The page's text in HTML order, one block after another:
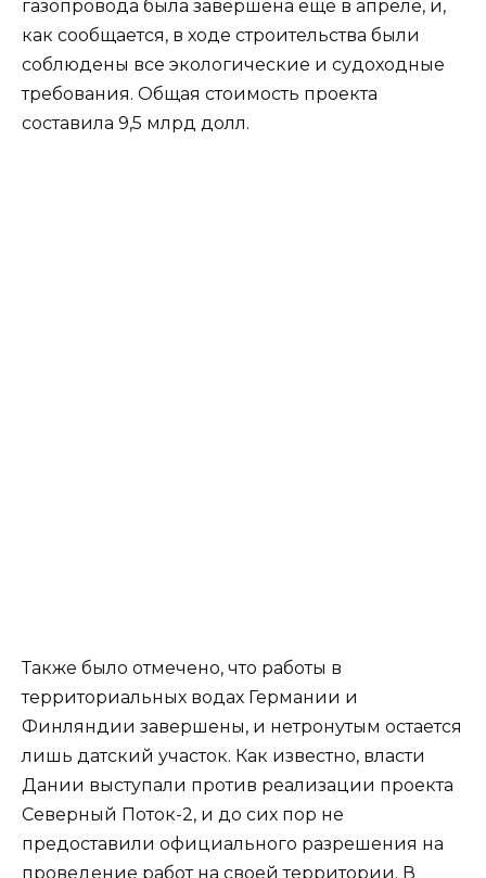
газопровода была завершена еще в апреле, и,
как сообщается, в ходе строительства были
соблюдены все экологические и судоходные
требования. Общая стоимость проекта
составила 9,5 млрд долл.
Также было отмечено, что работы в
территориальных водах Германии и
Финляндии завершены, и нетронутым остается
лишь датский участок. Как известно, власти
Дании выступали против реализации проекта
Северный Поток-2, и до сих пор не
предоставили официального разрешения на
проведение работ на своей территории. В